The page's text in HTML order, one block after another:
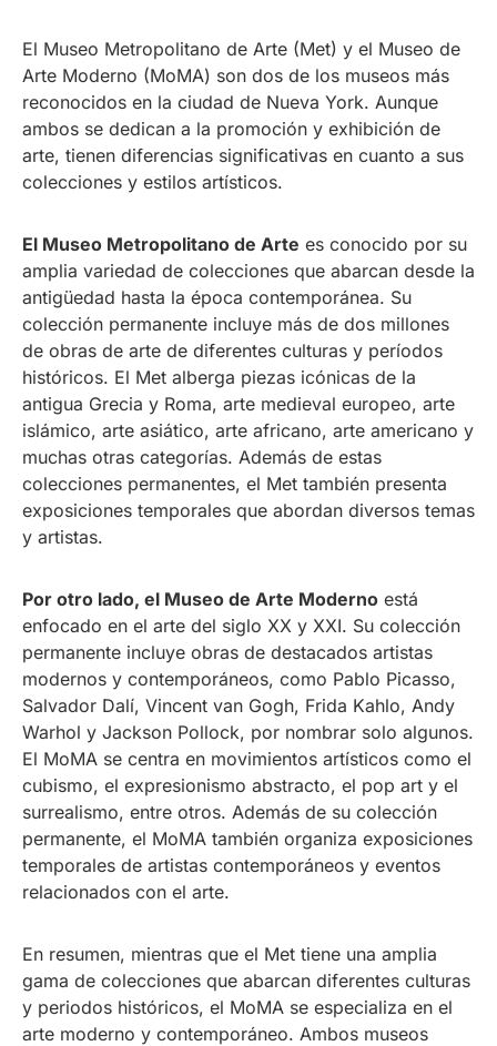
El Museo Metropolitano de Arte (Met) y el Museo de
Arte Moderno (MoMA) son dos de los museos más
reconocidos en la ciudad de Nueva York. Aunque
ambos se dedican a la promoción y exhibición de
arte, tienen diferencias significativas en cuanto a sus
colecciones y estilos artísticos.
El Museo Metropolitano de Arte es conocido por su
amplia variedad de colecciones que abarcan desde la
antigüedad hasta la época contemporánea. Su
colección permanente incluye más de dos millones
de obras de arte de diferentes culturas y períodos
históricos. El Met alberga piezas icónicas de la
antigua Grecia y Roma, arte medieval europeo, arte
islámico, arte asiático, arte africano, arte americano y
muchas otras categorías. Además de estas
colecciones permanentes, el Met también presenta
exposiciones temporales que abordan diversos temas
y artistas.
Por otro lado, el Museo de Arte Moderno está
enfocado en el arte del siglo XX y XXI. Su colección
permanente incluye obras de destacados artistas
modernos y contemporáneos, como Pablo Picasso,
Salvador Dalí, Vincent van Gogh, Frida Kahlo, Andy
Warhol y Jackson Pollock, por nombrar solo algunos.
El MoMA se centra en movimientos artísticos como el
cubismo, el expresionismo abstracto, el pop art y el
surrealismo, entre otros. Además de su colección
permanente, el MoMA también organiza exposiciones
temporales de artistas contemporáneos y eventos
relacionados con el arte.
En resumen, mientras que el Met tiene una amplia
gama de colecciones que abarcan diferentes culturas
y periodos históricos, el MoMA se especializa en el
arte moderno y contemporáneo. Ambos museos